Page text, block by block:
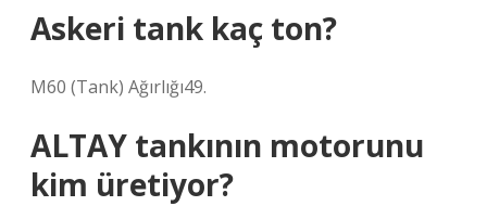
Askeri tank kaç ton?
M60 (Tank) Ağırlığı49.
ALTAY tankının motorunu
kim üretiyor?